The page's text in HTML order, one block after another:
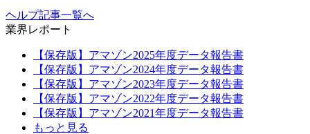
ヘルプ記事一覧へ
業界レポート
【保存版】アマゾン2025年度データ報告書
【保存版】アマゾン2024年度データ報告書
【保存版】アマゾン2023年度データ報告書
【保存版】アマゾン2022年度データ報告書
【保存版】アマゾン2021年度データ報告書
もっと見る